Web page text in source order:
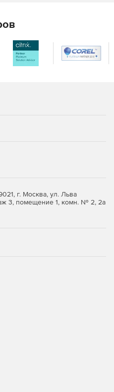
г. Москва, ул. Льва
3, помещение 1, комн. № 2, 2а